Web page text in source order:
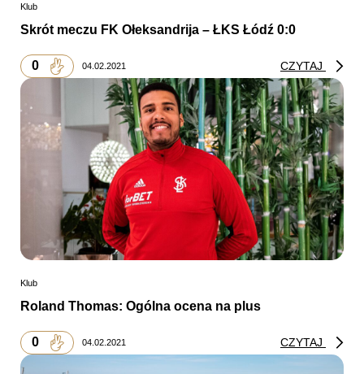
Klub
Skrót meczu FK Ołeksandrija – ŁKS Łódź 0:0
0 04.02.2021 CZYTAJ
Klub
Roland Thomas: Ogólna ocena na plus
0 04.02.2021 CZYTAJ